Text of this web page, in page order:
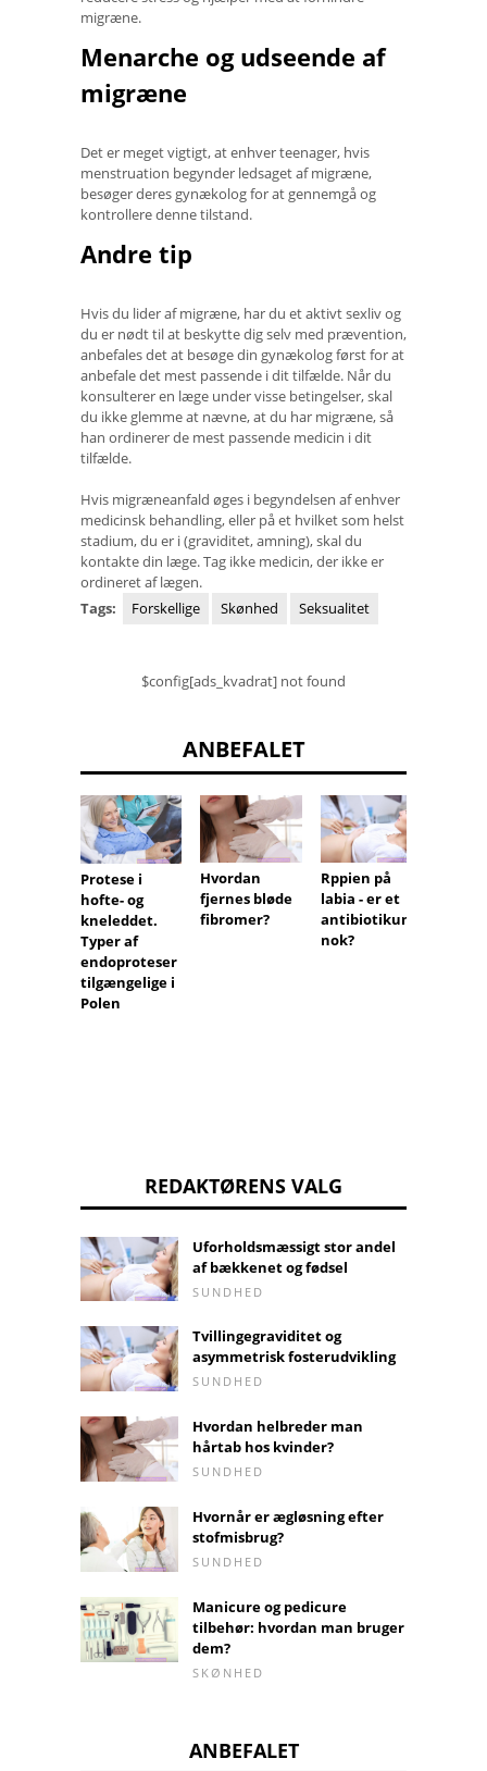
migræne.
Menarche og udseende af
migræne
Det er meget vigtigt, at enhver teenager, hvis
menstruation begynder ledsaget af migræne,
besøger deres gynækolog for at gennemgå og
kontrollere denne tilstand.
Andre tip
Hvis du lider af migræne, har du et aktivt sexliv og
du er nødt til at beskytte dig selv med prævention,
anbefales det at besøge din gynækolog først for at
anbefale det mest passende i dit tilfælde. Når du
konsulterer en læge under visse betingelser, skal
du ikke glemme at nævne, at du har migræne, så
han ordinerer de mest passende medicin i dit
tilfælde.
Hvis migræneanfald øges i begyndelsen af ​​enhver
medicinsk behandling, eller på et hvilket som helst
stadium, du er i (graviditet, amning), skal du
kontakte din læge. Tag ikke medicin, der ikke er
ordineret af lægen.
Tags:
Forskellige Skønhed Seksualitet
$config[ads_kvadrat] not found
ANBEFALET
Protese i
hofte- og
kneleddet.
Typer af
endoproteser
tilgængelige i
Polen
Hvordan
fjernes bløde
fibromer?
Rppien på
labia - er et
antibiotikum
nok?
REDAKTØRENS VALG
Uforholdsmæssigt stor andel
af bækkenet og fødsel
SUNDHED
Tvillingegraviditet og
asymmetrisk fosterudvikling
SUNDHED
Hvordan helbreder man
hårtab hos kvinder?
SUNDHED
Hvornår er ægløsning efter
stofmisbrug?
SUNDHED
Manicure og pedicure
tilbehør: hvordan man bruger
dem?
SKØNHED
ANBEFALET